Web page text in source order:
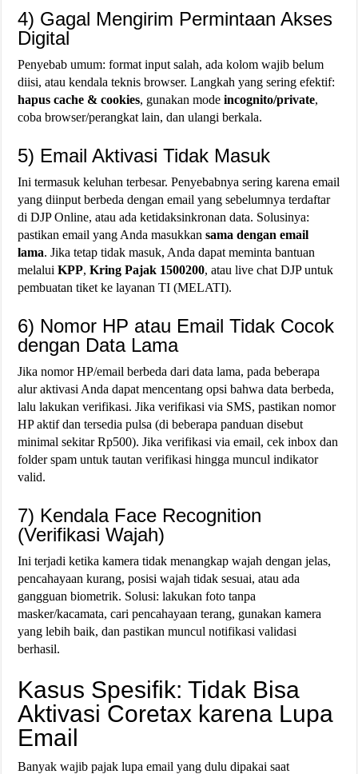
4) Gagal Mengirim Permintaan Akses
Digital
Penyebab umum: format input salah, ada kolom wajib belum
diisi, atau kendala teknis browser. Langkah yang sering efektif:
hapus cache & cookies, gunakan modeincognito/private,
coba browser/perangkat lain, dan ulangi berkala.
5) Email Aktivasi Tidak Masuk
Ini termasuk keluhan terbesar. Penyebabnya sering karena email
yang diinput berbeda dengan email yang sebelumnya terdaftar
di DJP Online, atau ada ketidaksinkronan data. Solusinya:
pastikan email yang Anda masukkansama dengan email
lama. Jika tetap tidak masuk, Anda dapat meminta bantuan
melaluiKPP,Kring Pajak 1500200, atau live chat DJP untuk
pembuatan tiket ke layanan TI (MELATI).
6) Nomor HP atau Email Tidak Cocok
dengan Data Lama
Jika nomor HP/email berbeda dari data lama, pada beberapa
alur aktivasi Anda dapat mencentang opsi bahwa data berbeda,
lalu lakukan verifikasi. Jika verifikasi via SMS, pastikan nomor
HP aktif dan tersedia pulsa (di beberapa panduan disebut
minimal sekitar Rp500). Jika verifikasi via email, cek inbox dan
folder spam untuk tautan verifikasi hingga muncul indikator
valid.
7) Kendala Face Recognition
(Verifikasi Wajah)
Ini terjadi ketika kamera tidak menangkap wajah dengan jelas,
pencahayaan kurang, posisi wajah tidak sesuai, atau ada
gangguan biometrik. Solusi: lakukan foto tanpa
masker/kacamata, cari pencahayaan terang, gunakan kamera
yang lebih baik, dan pastikan muncul notifikasi validasi
berhasil.
Kasus Spesifik: Tidak Bisa
Aktivasi Coretax karena Lupa
Email
Banyak wajib pajak lupa email yang dulu dipakai saat